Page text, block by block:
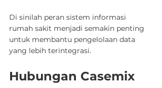
Di sinilah peran sistem informasi
rumah sakit menjadi semakin penting
untuk membantu pengelolaan data
yang lebih terintegrasi.
Hubungan Casemix